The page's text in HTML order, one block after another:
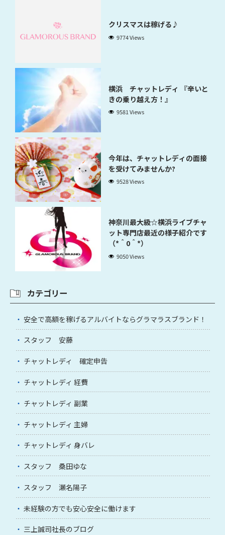
クリスマスは稼げる♪
9774 Views
横浜 チャットレディ 『辛いと
きの乗り越え方！』
9581 Views
今年は、チャットレディの面接
を受けてみませんか?
9528 Views
神奈川最大級☆横浜ライブチャ
ット専門店最近の様子紹介です
（*＾0＾*）
9050 Views
カテゴリー
安全で高額を稼げるアルバイトならグラマラスブランド！
スタッフ 安藤
チャットレディ 確定申告
チャットレディ 経費
チャットレディ 副業
チャットレディ 主婦
チャットレディ 身バレ
スタッフ 桑田ゆな
スタッフ 瀬名陽子
未経験の方でも安心安全に働けます
三上誠司社長のブログ